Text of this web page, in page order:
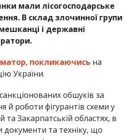
мали лісогосподарське
В склад злочинної групи
і державні
, покликаючись на
України.
обшуків за
й роботи фігурантів схеми у
та Закарпатській областях, в
документи та техніку, що